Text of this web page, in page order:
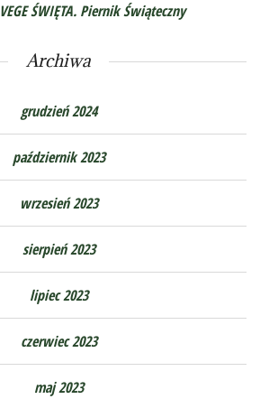
VEGE ŚWIĘTA. Piernik Świąteczny
Archiwa
grudzień 2024
październik 2023
wrzesień 2023
sierpień 2023
lipiec 2023
czerwiec 2023
maj 2023